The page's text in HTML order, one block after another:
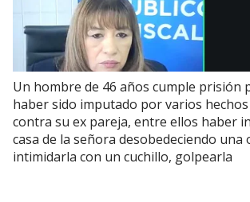
Un hombre de 46 años cumple prisión
haber sido imputado por varios
contra su ex pareja, entre ellos haber
casa de la señora desobedeciendo una
intimidarla con un cuchillo, golpearla